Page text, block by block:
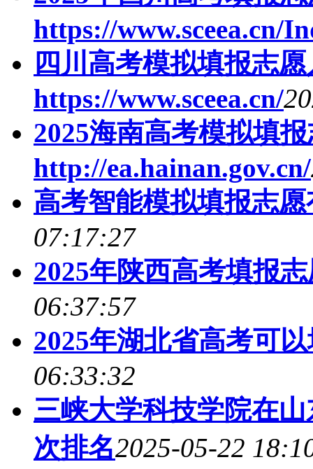
https://www.sceea.cn/
四川高考模拟填报志
https://www.sceea.cn/
2025海南高考模拟填
http://ea.hainan.gov.cn/
高考智能模拟填报志
07:17:27
2025年陕西高考填报
06:37:57
2025年湖北省高考可
06:33:32
三峡大学科技学院在
次排名2025-05-22